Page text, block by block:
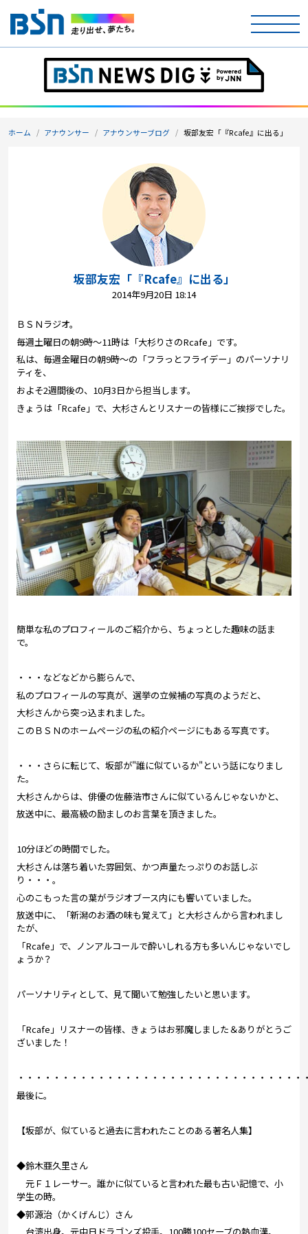
ホーム
テレビ
ラジオ
アナウンサー
イベント
ニュース
天気
コンテンツ・アプリ
Well-being
防災・減災
会社概要・ビジョン
お問い合わせ
ホーム アナウンサー アナウンサーブログ 坂部友宏「『Rcafe』に出る」
坂部友宏「『Rcafe』に出る」
2014年9月20日 18:14
ＢＳＮラジオ。
毎週土曜日の朝9時～11時は「大杉りさのRcafe」です。
私は、毎週金曜日の朝9時～の「フラっとフライデー」のパーソナリ
ティを、
およそ2週間後の、10月3日から担当します。
きょうは「Rcafe」で、大杉さんとリスナーの皆様にご挨拶でした。
簡単な私のプロフィールのご紹介から、ちょっとした趣味の話ま
で。
・・・などなどから膨らんで、
私のプロフィールの写真が、選挙の立候補の写真のようだと、
大杉さんから突っ込まれました。
このＢＳＮのホームページの私の紹介ページにもある写真です。
・・・さらに転じて、坂部が"誰に似ているか"という話になりまし
た。
大杉さんからは、俳優の佐藤浩市さんに似ているんじゃないかと、
放送中に、最高級の励ましのお言葉を頂きました。
10分ほどの時間でした。
大杉さんは落ち着いた雰囲気、かつ声量たっぷりのお話しぶ
り・・・。
心のこもった言の葉がラジオブース内にも響いていました。
放送中に、「新潟のお酒の味も覚えて」と大杉さんから言われまし
たが、
「Rcafe」で、ノンアルコールで酔いしれる方も多いんじゃないでし
ょうか？
パーソナリティとして、見て聞いて勉強したいと思います。
「Rcafe」リスナーの皆様、きょうはお邪魔しました＆ありがとうご
ざいました！
・・・・・・・・・・・・・・・・・・・・・・・・・・・・・・・・
最後に。
【坂部が、似ていると過去に言われたことのある著名人集】
◆鈴木亜久里さん
元Ｆ１レーサー。誰かに似ていると言われた最も古い記憶で、小
学生の時。
◆郭源治（かくげんじ） さん